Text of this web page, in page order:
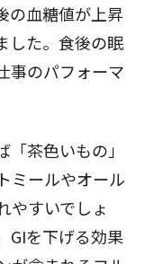
の血糖値が上昇
した。食後の眠
事のパフォーマ
茶色いもの」
ミールやオール
やすいでしょ
GIを下げる効果